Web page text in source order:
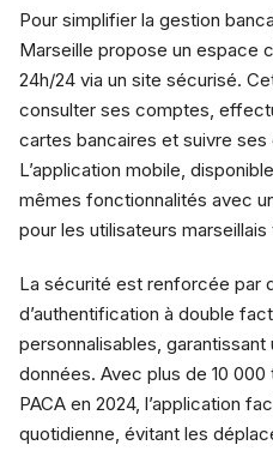
Pour simplifier la gestion
Marseille propose un espace
24h/24 via un site sécurisé.
consulter ses comptes,
cartes bancaires et suivre
L’application mobile,
mêmes fonctionnalités avec
pour les utilisateurs
La sécurité est renforcée par
d’authentification à double
personnalisables,
données. Avec plus de 10
PACA en 2024, l’application
quotidienne, évitant les